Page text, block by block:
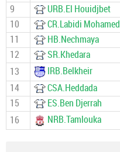
9
URB.El Houidjbet
10
CR.Labidi Mohamed
11
HB.Nechmaya
12
SR.Khedara
13
IRB.Belkheir
14
CSA.Heddada
15
ES.Ben Djerrah
16
NRB.Tamlouka